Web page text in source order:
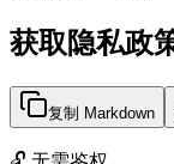
获取隐私政
复制 Markdown